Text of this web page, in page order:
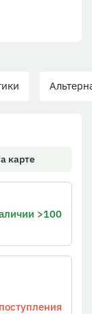
карте
>100